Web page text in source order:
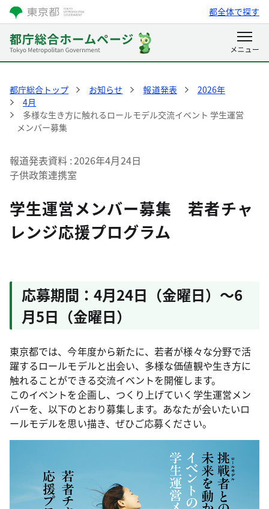
都全体で探す
都庁総合トップ お知らせ 報道発表
2026年
4月
多様な生き方に触れるロールモデル交流イベント 学生運営
メンバー募集
報道発表資料 2026年4月24日
子供政策連携室
学生運営メンバー募集 若者チャ
レンジ応援プログラム
応募期間：4月24日（金曜日）～6
月5日（金曜日）
東京都では、今年度から新たに、若者が様々な分野で活
躍するロールモデルと出会い、多様な価値観や生き方に
触れることができる交流イベントを開催します。
このイベントを企画し、つくり上げていく学生運営メン
バーを、以下のとおり募集します。あなたが会いたいロ
ールモデルを思い描き、ぜひご応募ください。